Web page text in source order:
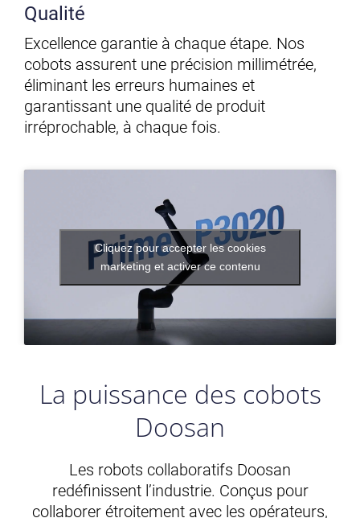
Qualité
Excellence garantie à chaque étape. Nos
cobots assurent une précision millimétrée,
éliminant les erreurs humaines et
garantissant une qualité de produit
irréprochable, à chaque fois.
Cliquez pour accepter les cookies
marketing et activer ce contenu
La puissance des cobots
Doosan
Les robots collaboratifs Doosan
redéfinissent l’industrie. Conçus pour
collaborer étroitement avec les opérateurs,